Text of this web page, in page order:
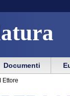
Documenti
Ettore